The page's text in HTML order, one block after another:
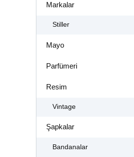
Markalar
Stiller
Mayo
Parfümeri
Resim
Vintage
Şapkalar
Bandanalar